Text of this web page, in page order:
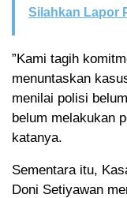
Silahkan Lapor
”Kami tagih
menuntaskan
menilai polisi
belum melakukan
katanya.
Sementara itu,
Doni Setiyawan